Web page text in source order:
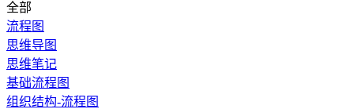
全部
流程图
思维导图
思维笔记
基础流程图
组织结构-流程图